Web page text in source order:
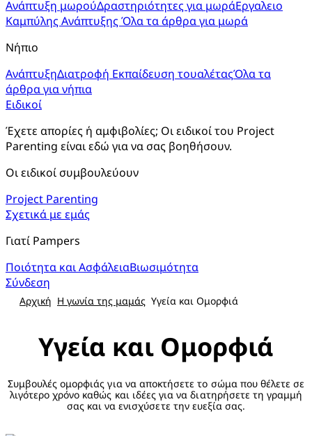
Ανάπτυξη μωρούΔραστηριότητες για μωράΕργαλειο
Καμπύλης Ανάπτυξης Όλα τα άρθρα για μωρά
Νήπιο
ΑνάπτυξηΔιατροφή Εκπαίδευση τουαλέταςΌλα τα
άρθρα για νήπια
Ειδικοί
Έχετε απορίες ή αμφιβολίες; Οι ειδικοί του Project
Parenting είναι εδώ για να σας βοηθήσουν.
Οι ειδικοί συμβουλεύουν
Project Parenting
Σχετικά με εμάς
Γιατί Pampers
Ποιότητα και ΑσφάλειαΒιωσιμότητα
Σύνδεση
Αρχική Η γωνία της μαμάς Υγεία και Ομορφιά
Υγεία και Ομορφιά
Συμβουλές ομορφιάς για να αποκτήσετε το σώμα που θέλετε σε
λιγότερο χρόνο καθώς και ιδέες για να διατηρήσετε τη γραμμή
σας και να ενισχύσετε την ευεξία σας.